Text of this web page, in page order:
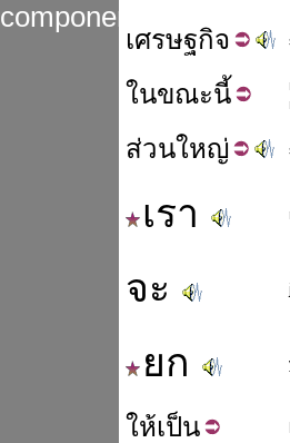
components
เศรษฐกิจ
ในขณะนี้
ส่วนใหญ่
เรา
จะ
ยก
ให้เป็น